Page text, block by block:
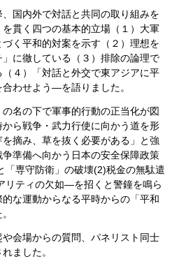
国内外で対話と共同の取り組みを
貫く四つの基本的立場（１）大軍
く平和的対案を示す（２）理想を
に徹している（３）排除の論理で
４）「対話と外交で東アジアに平
わせよう―を語りました。
名の下で軍事的行動の正当化が図
ら戦争・武力行使に向かう道を形
摘み、草を抜く必要がある」と強
準備へ向かう日本の安全保障政策
「専守防衛」の破壊(2)税金の無駄遣
リティの欠如―を招くと警鐘を鳴ら
な運動からなる平時からの「平和
会場からの質問、パネリスト同士
ました。